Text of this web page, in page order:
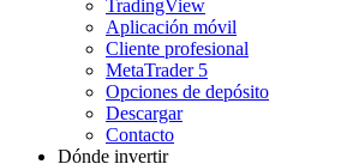
TradingView
Aplicación móvil
Cliente profesional
MetaTrader 5
Opciones de depósito
Descargar
Contacto
Dónde invertir